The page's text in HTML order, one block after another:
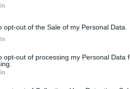
opt-out of the Sale of my Personal Data.
opt-out of processing my Personal Data